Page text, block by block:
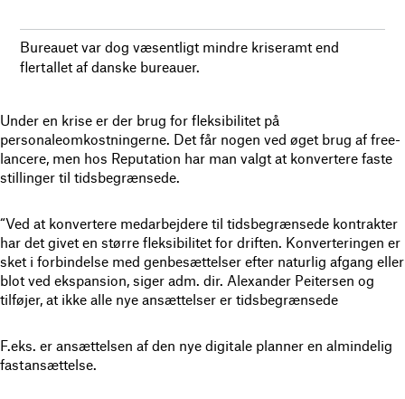
Bureauet var dog væsentligt mindre kriseramt end
flertallet af danske bureauer.
Under en krise er der brug for fleksibilitet på
personaleomkostningerne. Det får nogen ved øget brug af free-
lancere, men hos Reputation har man valgt at konvertere faste
stillinger til tidsbegrænsede.
“Ved at konvertere medarbejdere til tidsbegrænsede kontrakter
har det givet en større fleksibilitet for driften. Konverteringen er
sket i forbindelse med genbesættelser efter naturlig afgang eller
blot ved ekspansion, siger adm. dir. Alexander Peitersen og
tilføjer, at ikke alle nye ansættelser er tidsbegrænsede
F.eks. er ansættelsen af den nye digitale planner en almindelig
fastansættelse.